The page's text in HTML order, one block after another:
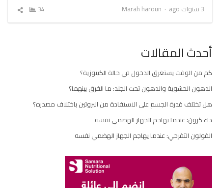
3 سنوات ago
Author
Marah haroun
34
شارك
أحدث المقالات
كم من الوقت يستغرق الدخول في حالة الكيتوزية؟
الدهون الحشوية والدهون تحت الجلد: ما الفرق بينهما؟
هل تختلف قدرة الجسم على الاستفادة من البروتين باختلاف مصدره؟
داء كرون: عندما يهاجم الجهاز الهضمي نفسه
القولون التقرحي: عندما يهاجم الجهاز الهضمي نفسه